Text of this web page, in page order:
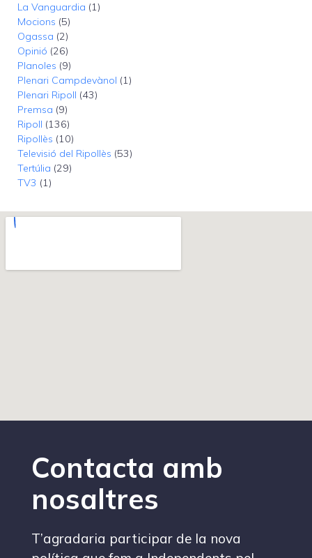
La Vanguardia (1)
Mocions (5)
Ogassa (2)
Opinió (26)
Planoles (9)
Plenari Campdevànol (1)
Plenari Ripoll (43)
Premsa (9)
Ripoll (136)
Ripollès (10)
Televisió del Ripollès (53)
Tertúlia (29)
TV3 (1)
Contacta amb
nosaltres
T’agradaria participar de la nova